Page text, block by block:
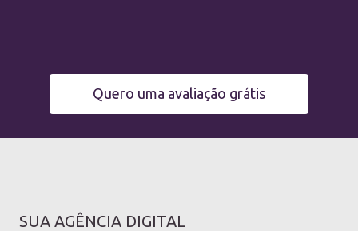
Quero uma avaliação grátis
SUA AGÊNCIA DIGITAL